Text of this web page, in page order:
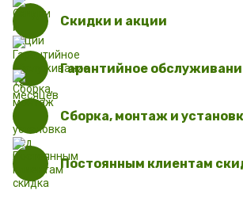
Скидки и акции
Гарантийное
Сборка, монтаж и
Постоянным клиентам